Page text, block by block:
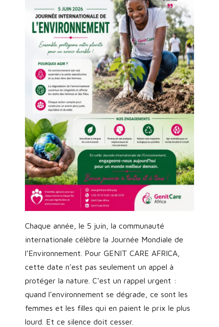
Chaque année, le 5 juin, la communauté
internationale célèbre la Journée Mondiale de
l’Environnement. Pour GENIT CARE AFRICA,
cette date n’est pas seulement un appel à
protéger la nature. C’est un rappel urgent :
quand l’environnement se dégrade, ce sont les
femmes et les filles qui en paient le prix le plus
lourd. Et ce silence doit cesser.